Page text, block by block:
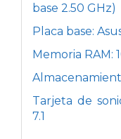
base 2.50 GHz)
Placa base:
Memoria RAM:
Tarjeta de
7.1